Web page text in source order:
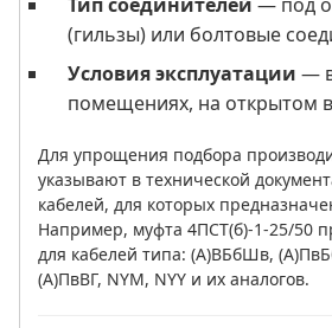
(гильзы) или болтовые
Условия эксплуатации —
помещениях, на открытом
Для упрощения подбора
указывают в технической
кабелей, для которых
Например, муфта 4ПСТ(б)-1-25/50
для кабелей типа: (А)ВБбШв,
(А)ПвВГ, NYM, NYY и их аналогов.